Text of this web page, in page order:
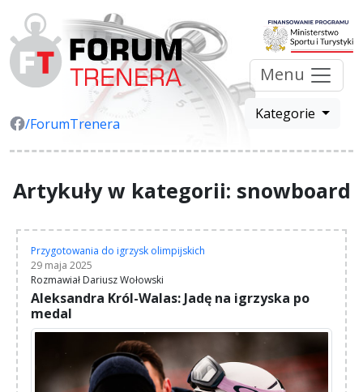
/ForumTrenera
Menu
Kategorie
Artykuły w kategorii: snowboard
Przygotowania do igrzysk olimpijskich
29 maja 2025
Rozmawiał Dariusz Wołowski
Aleksandra Król-Walas: Jadę na igrzyska po
medal